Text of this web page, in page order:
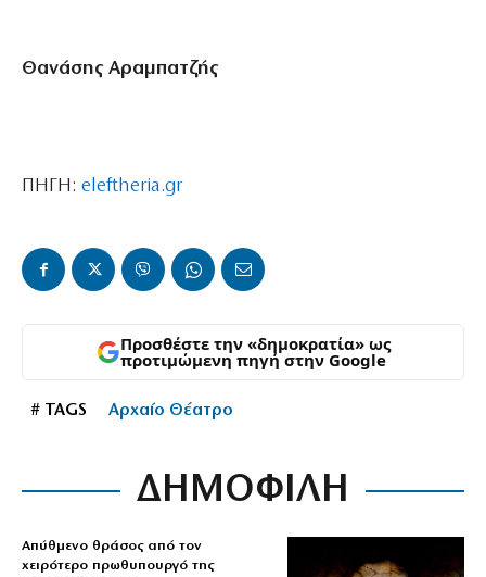
Θανάσης Αραμπατζής
ΠΗΓΗ: eleftheria.gr
Προσθέστε την «δημοκρατία» ως
προτιμώμενη πηγή στην Google
# TAGS Αρχαίο Θέατρο
ΔΗΜΟΦΙΛΗ
Απύθμενο θράσος από τον
χειρότερο πρωθυπουργό της